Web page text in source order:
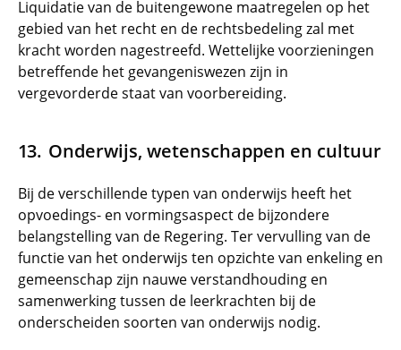
Liquidatie van de buitengewone maatregelen op het
gebied van het recht en de rechtsbedeling zal met
kracht worden nagestreefd. Wettelijke voorzieningen
betreffende het gevangeniswezen zijn in
vergevorderde staat van voorbereiding.
Onderwijs, wetenschappen en cultuur
Bij de verschillende typen van onderwijs heeft het
opvoedings- en vormingsaspect de bijzondere
belangstelling van de Regering. Ter vervulling van de
functie van het onderwijs ten opzichte van enkeling en
gemeenschap zijn nauwe verstandhouding en
samenwerking tussen de leerkrachten bij de
onderscheiden soorten van onderwijs nodig.